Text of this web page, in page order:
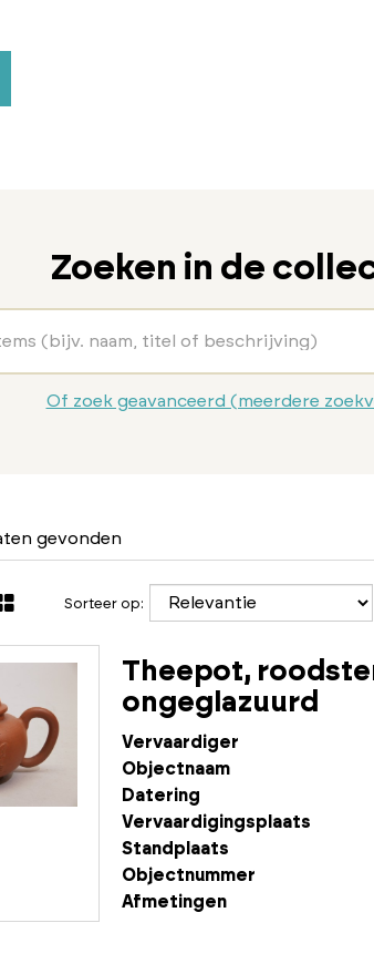
Zoeken in de
Of zoek geavanceerd (meerdere
gevonden
Sorteer op:
Theepot,
ongeglazuurd
Vervaardiger
Objectnaam
Datering
Vervaardigingsplaats
Standplaats
Objectnummer
Afmetingen